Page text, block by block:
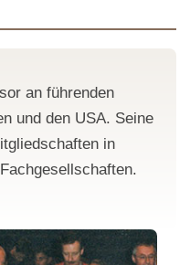
an führenden
und den USA. Seine
in